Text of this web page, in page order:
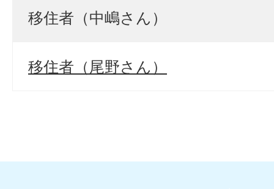
移住者（中嶋さん）
移住者（尾野さん）